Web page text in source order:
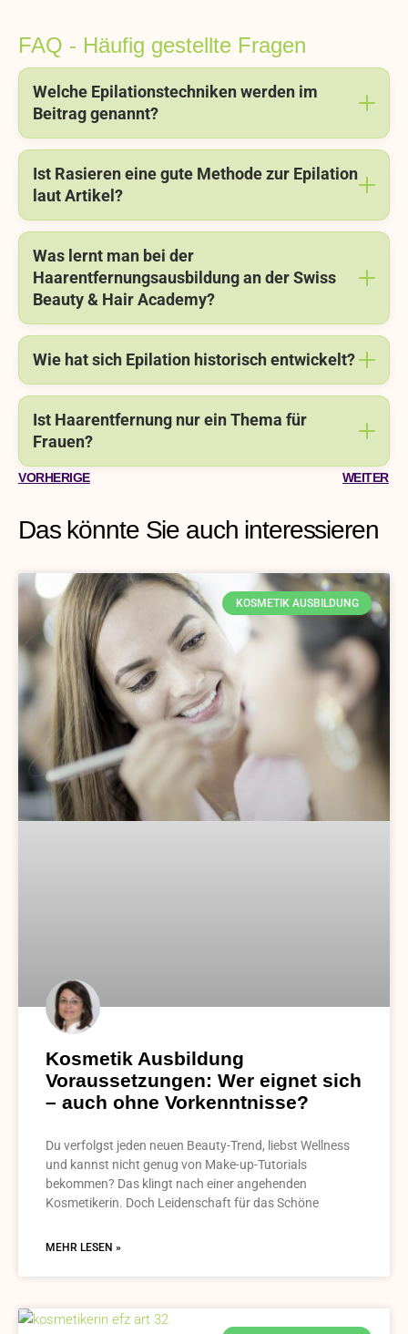
FAQ - Häufig gestellte Fragen
Welche Epilationstechniken werden im
Beitrag genannt?
Ist Rasieren eine gute Methode zur Epilation
laut Artikel?
Was lernt man bei der
Haarentfernungsausbildung an der Swiss
Beauty & Hair Academy?
Wie hat sich Epilation historisch entwickelt?
Ist Haarentfernung nur ein Thema für
Frauen?
VORHERIGE WEITER
Das könnte Sie auch interessieren
KOSMETIK AUSBILDUNG
Kosmetik Ausbildung
Voraussetzungen: Wer eignet sich
– auch ohne Vorkenntnisse?
Du verfolgst jeden neuen Beauty-Trend, liebst Wellness
und kannst nicht genug von Make-up-Tutorials
bekommen? Das klingt nach einer angehenden
Kosmetikerin. Doch Leidenschaft für das Schöne
MEHR LESEN »